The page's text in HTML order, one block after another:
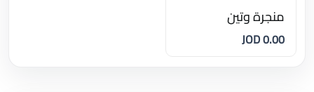
منجرة وتين
0.00 JOD